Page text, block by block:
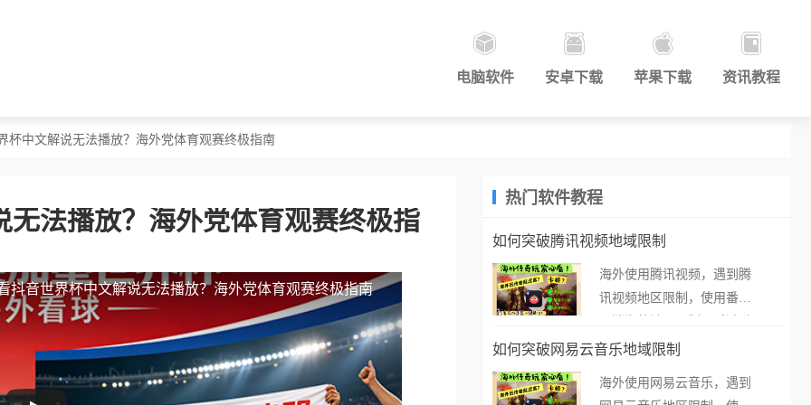
电脑软件 安卓下载 苹果下载 资讯教程
杯中文解说无法播放？海外党体育观赛终极指南
法播放？海外党体育观赛终极指
抖音世界杯中文解说无法播放？海外党体育观赛终极指南
热门软件教程
如何突破腾讯视频地域限制
海外使用腾讯视频，遇到腾
讯视频地区限制，使用番茄
外打开腾讯视频，却突然弹
地区无法播放”的提示语。
如何突破网易云音乐地域限制
海外使用网易云音乐，遇到